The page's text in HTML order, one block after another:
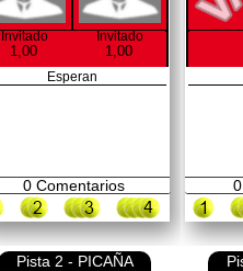
Invitado
1,00
Invitado
1,00
Esperan
0Comentarios 0
Pista 2 - PICAÑA